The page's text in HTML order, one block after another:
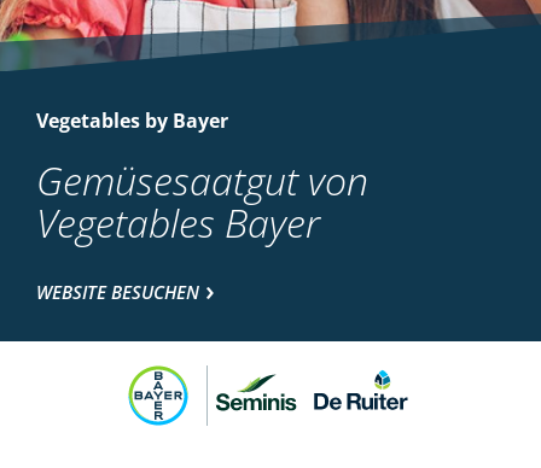
Vegetables by Bayer
Gemüsesaatgut von
Vegetables Bayer
WEBSITE BESUCHEN